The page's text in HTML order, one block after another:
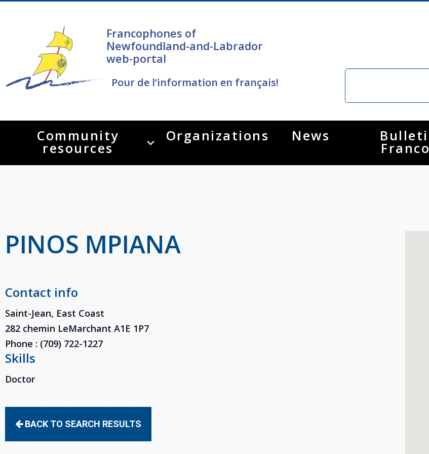
Francophones of
Newfoundland-and-Labrador
web-portal
Pour de l‘information en français!
Community
resources
Organizations News
PINOS MPIANA
Contact info
Saint-Jean, East Coast
282 chemin LeMarchant A1E 1P7
Phone : (709) 722-1227
Skills
Doctor
BACK TO SEARCH RESULTS